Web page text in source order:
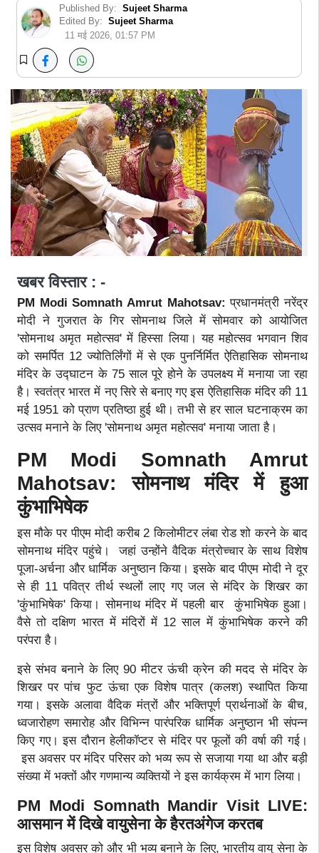
Published By: Sujeet Sharma
Edited By: Sujeet Sharma
11 मई 2026, 01:57 PM
खबर विस्तार : -
PM Modi Somnath Amrut Mahotsav:प्रधानमंत्री नरेंद्र
मोदी ने गुजरात के गिर सोमनाथ जिले में सोमवार को आयोजित
'सोमनाथ अमृत महोत्सव' में हिस्सा लिया। यह महोत्सव भगवान शिव
को समर्पित 12 ज्योतिर्लिंगों में से एक पुनर्निर्मित ऐतिहासिक सोमनाथ
मंदिर के उद्घाटन के 75 साल पूरे होने के उपलक्ष्य में मनाया जा रहा
है। स्वतंत्र भारत में नए सिरे से बनाए गए इस ऐतिहासिक मंदिर की 11
मई 1951 को प्राण प्रतिष्ठा हुई थी। तभी से हर साल घटनाक्रम का
उत्सव मनाने के लिए 'सोमनाथ अमृत महोत्सव' मनाया जाता है।
PM Modi Somnath Amrut
Mahotsav: सोमनाथ मंदिर में हुआ
कुंभाभिषेक
इस मौके पर पीएम मोदी करीब 2 किलोमीटर लंबा रोड शो करने के बाद
सोमनाथ मंदिर पहुंचे। जहां उन्होंने वैदिक मंत्रोच्चार के साथ विशेष
पूजा-अर्चना और धार्मिक अनुष्ठान किया। इसके बाद पीएम मोदी ने दूर
से ही 11 पवित्र तीर्थ स्थलों लाए गए जल से मंदिर के शिखर का
'कुंभाभिषेक' किया। सोमनाथ मंदिर में पहली बार कुंभाभिषेक हुआ।
वैसे तो दक्षिण भारत में मंदिरों में 12 साल में कुंभाभिषेक करने की
परंपरा है।
इसे संभव बनाने के लिए 90 मीटर ऊंची क्रेन की मदद से मंदिर के
शिखर पर पांच फुट ऊंचा एक विशेष पात्र (कलश) स्थापित किया
गया। इसके अलावा वैदिक मंत्रों और भक्तिपूर्ण प्रार्थनाओं के बीच,
ध्वजारोहण समारोह और विभिन्न पारंपरिक धार्मिक अनुष्ठान भी संपन्न
किए गए। इस दौरान हेलीकॉप्टर से मंदिर पर फूलों की वर्षा की गई।
इस अवसर पर मंदिर परिसर को भव्य रूप से सजाया गया था और बड़ी
संख्या में भक्तों और गणमान्य व्यक्तियों ने इस कार्यक्रम में भाग लिया।
PM Modi Somnath Mandir Visit LIVE:
आसमान में दिखे वायुसेना के हैरतअंगेज करतब
इस विशेष अवसर को और भी भव्य बनाने के लिए, भारतीय वायु सेना के